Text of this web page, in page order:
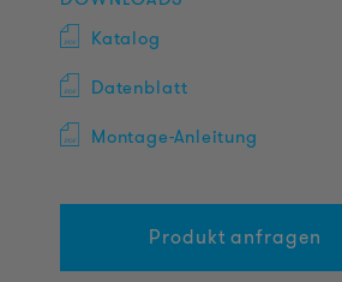
Katalog
Datenblatt
Montage-Anleitung
Produkt anfragen